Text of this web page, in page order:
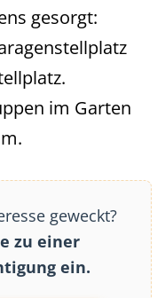
gesorgt:
im Garten
geweckt?
zu einer
ein.